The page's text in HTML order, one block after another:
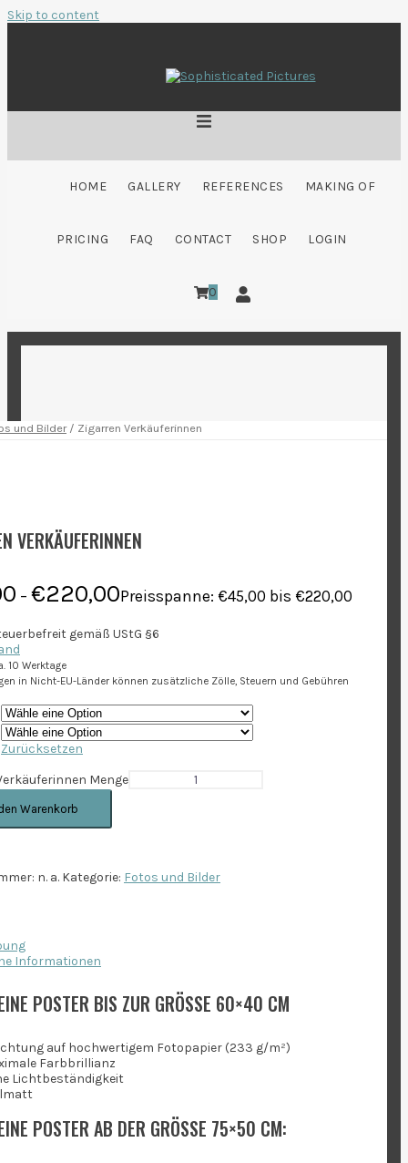
Skip to content
HOME GALLERY REFERENCES MAKING OF
PRICING FAQ CONTACT SHOP LOGIN
0
und Bilder/ Zigarren Verkäuferinnen
VERKÄUFERINNEN
– €220,00Preisspanne: €45,00 bis €220,00
gemäß UStG §6
10 Werktage
in Nicht-EU-Länder können zusätzliche Zölle, Steuern und Gebühren
Zurücksetzen
Menge
Warenkorb
n. a. Kategorie: Fotos und Bilder
Informationen
POSTER BIS ZUR GRÖSSE 60×40 CM
auf hochwertigem Fotopapier (233 g/m²)
Farbbrillianz
Lichtbeständigkeit
POSTER AB DER GRÖSSE 75×50 CM: